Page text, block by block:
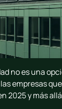
no es una
empresas
2025 y más